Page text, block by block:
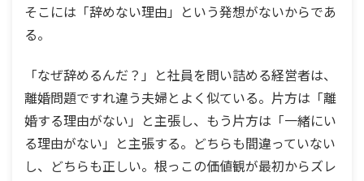
そこには「辞めない理由」という発想がないからであ
る。
「なぜ辞めるんだ？」と社員を問い詰める経営者は、
離婚問題ですれ違う夫婦とよく似ている。片方は「離
婚する理由がない」と主張し、もう片方は「一緒にい
る理由がない」と主張する。どちらも間違っていない
し、どちらも正しい。根っこの価値観が最初からズレ